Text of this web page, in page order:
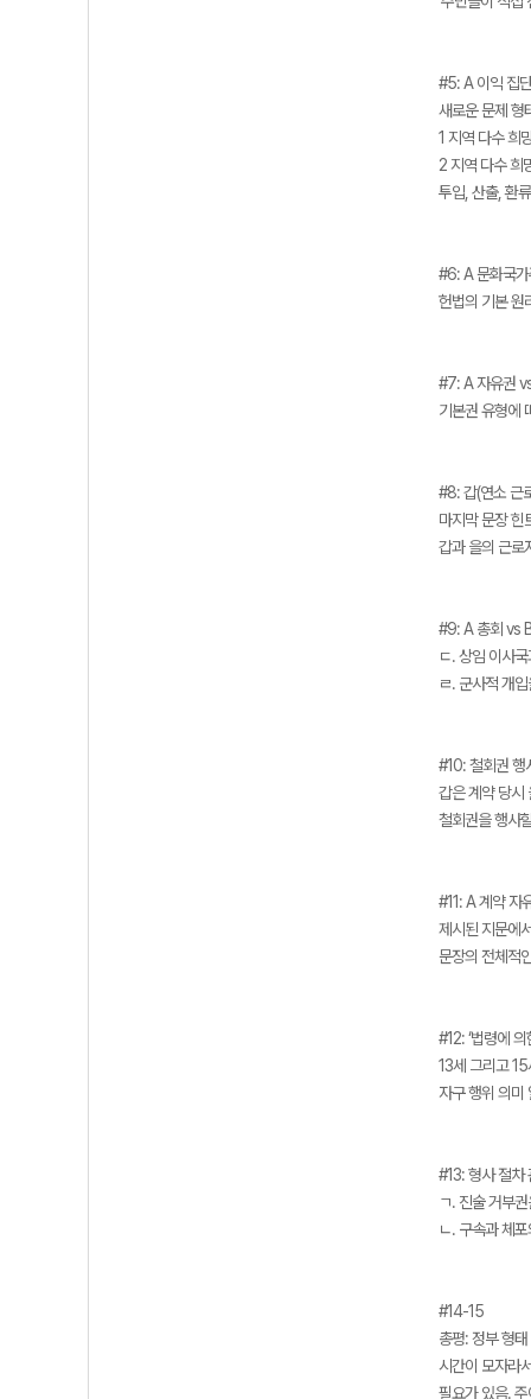
#5: A 이익 집
새로운 문제 형
1 지역 다수 희
2 지역 다수 희
투입, 산출, 환
#6: A 문화국
헌법의 기본 원
#7: A 자유권
기본권 유형에
#8: 갑(연소 근
마지막 문장 힌
갑과 을의 근로
#9: A 총회 vs
ㄷ. 상임 이사
ㄹ. 군사적 개
#10: 철회권 행
갑은 계약 당시
철회권을 행사
#11: A 계약 자
제시된 지문에
문장의 전체적
#12: ‘법령에 의
13세 그리고
자구 행위 의미
#13: 형사 절차
ㄱ. 진술 거부
ㄴ. 구속과 체
#14-15
총평: 정부 형
시간이 모자라
필요가 있음.